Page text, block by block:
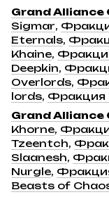
Grand Alliance
Sigmar,
Eternals,
Khaine,
Deepkin,
Overlords,
lords, Фракция
Grand Alliance
Khorne,
Tzeentch,
Slaanesh,
Nurgle,
Beasts of